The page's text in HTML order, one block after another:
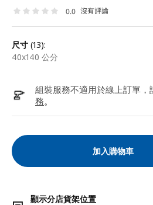
0.0 沒有評論
尺寸 (13):
40x140 公分
組裝服務不適用於線上訂單，
務。
加入購物車
顯示分店貨架位置